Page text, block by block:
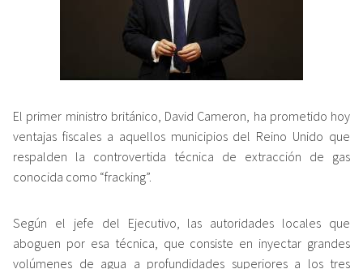
El primer ministro británico, David Cameron, ha prometido hoy
ventajas fiscales a aquellos municipios del Reino Unido que
respalden la controvertida técnica de extracción de gas
conocida como “fracking”.
Según el jefe del Ejecutivo, las autoridades locales que
aboguen por esa técnica, que consiste en inyectar grandes
volúmenes de agua a profundidades superiores a los tres